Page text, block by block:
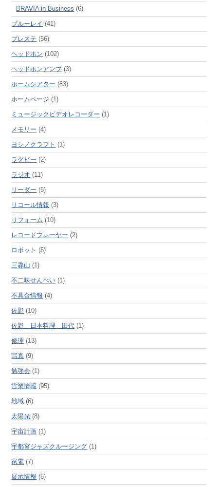
BRAVIA in Business (6)
ブルーレイ (41)
プレステ (56)
ヘッドホン (102)
ヘッドホンアンプ(3)
ホームシアター (83)
ホームページ (1)
ミュージックビデオレコーダー (1)
メモリー (4)
ヨシノクラフト (1)
ラグビー (2)
ラジオ (11)
リーダー (5)
リコール情報 (3)
リフォーム (10)
レコードプレーヤー (2)
ロボット (5)
三毳山 (1)
不二味せんべい (1)
不具合情報 (4)
佐野 (10)
佐野 日本料理 田代 (1)
修理 (13)
写真 (9)
勉強会 (1)
営業情報 (95)
地域 (6)
太陽光 (8)
宇宙計画 (1)
宇都宮ジャズクルージング (1)
家電 (7)
展示情報 (6)